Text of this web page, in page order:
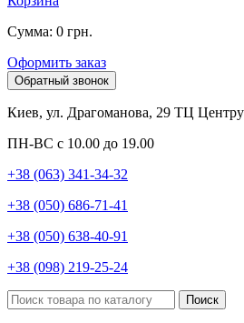
Сумма: 0 грн.
Оформить заказ
Обратный звонок
Киев, ул. Драгоманова, 29 ТЦ
ПН-ВС с 10.00 до 19.00
+38 (063) 341-34-32
+38 (050) 686-71-41
+38 (050) 638-40-91
+38 (098) 219-25-24
Поиск